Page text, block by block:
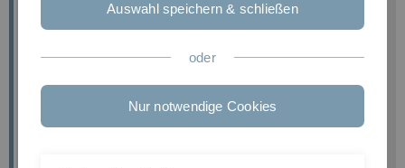
Prof. Dr. Dieter Rautenbach
Wissenschaftliche Leitung, Vizepräsident für
Auswahl speichern & schließen
oder
Nur notwendige Cookies